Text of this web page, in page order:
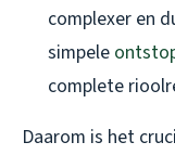
complexer en
simpele
complete
Daarom is het